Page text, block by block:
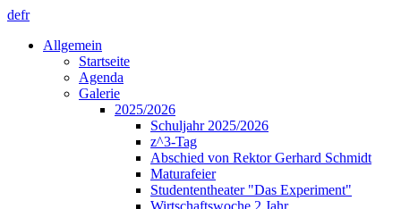
defr
Allgemein
Startseite
Agenda
Galerie
2025/2026
Schuljahr 2025/2026
z^3-Tag
Abschied von Rektor Gerhard Schmidt
Maturafeier
Studententheater "Das Experiment"
Wirtschaftswoche 2.Jahr